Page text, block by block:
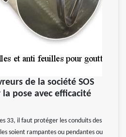
de la société SOS
pose avec efficacité
33, il faut protéger les conduits des
soient rampantes ou pendantes ou